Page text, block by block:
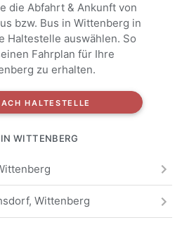
die Abfahrt & Ankunft von
bzw. Bus in Wittenberg in
Haltestelle auswählen. So
Fahrplan für Ihre
zu erhalten.
HALTESTELLE
WITTENBERG
Wittenberg